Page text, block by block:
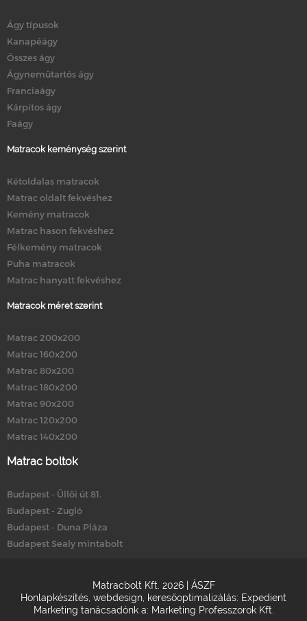
Ágy típusok
Kanapéágy
Összes ágy
Ágyneműtartós ágy
Franciaágy
Kárpitos ágy
Faágy
Matracok keménység szerint
Kétoldalas matracok
Matrac oldalt fekvéshez
Kemény matracok
Matrac hason fekvéshez
Félkemény matracok
Puha matracok
Matrac hanyatt fekvéshez
Matracok méret szerint
Matrac 200x200
Matrac 160x200
Matrac 80x200
Matrac 180x200
Matrac 90x200
Matrac 120x200
Matrac 140x200
Matrac boltok
Budapest - Üllői út 81.
Budapest - Zugló
Budapest - Duna Pláza
Budapest Sealy mintabolt
Matracbolt Kft. 2026 | ÁSZF
Honlapkészítés webdesign keresőoptimalizálás: Expedient
Marketing tanácsadónk a: Marketing Professzorok Kft.